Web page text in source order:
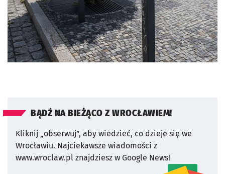
BĄDŹ NA BIEŻĄCO Z WROCŁAWIEM!
Kliknij „obserwuj”, aby wiedzieć, co dzieje się we
Wrocławiu. Najciekawsze wiadomości z
www.wroclaw.pl znajdziesz w Google News!